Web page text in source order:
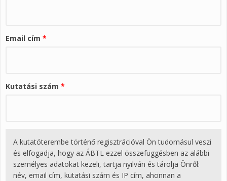
Email cím *
Kutatási szám *
A kutatóterembe történő regisztrációval Ön tudomásul veszi
és elfogadja, hogy az ÁBTL ezzel összefüggésben az alábbi
személyes adatokat kezeli, tartja nyilván és tárolja Önről:
név, email cím, kutatási szám és IP cím, ahonnan a